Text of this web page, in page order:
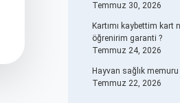
Temmuz 30, 2026
Kartımı kaybettim kart
öğrenirim garanti ?
Temmuz 24, 2026
Hayvan sağlık memuru
Temmuz 22, 2026